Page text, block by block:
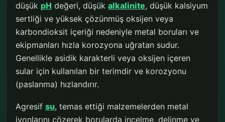
düşük pH değeri, düşük alkalinite, düşük kalsiyum
sertliği ve yüksek çözünmüş oksijen veya
karbondioksit içeriği nedeniyle metal boruları ve
ekipmanları hızla korozyona uğratan sudur.
Genellikle asidik karakterli veya oksijen içeren
sular için kullanılan bir terimdir ve korozyonu
(paslanma) hızlandırır.
Agresif su, temas ettiği malzemelerden metal
iyonlarını çözerek borularda incelme, delinme ve